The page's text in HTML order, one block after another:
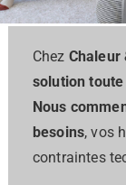
Chez Chaleur
solution
Nous
besoins, vos
contraintes